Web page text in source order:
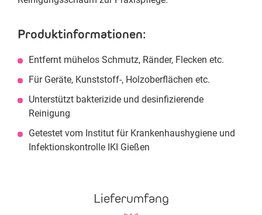
Produktinformationen:
Entfernt mühelos Schmutz, Ränder, Flecken etc.
Für Geräte, Kunststoff-, Holzoberflächen etc.
Unterstützt bakterizide und desinfizierende
Reinigung
Getestet vom Institut für Krankenhaushygiene und
Infektionskontrolle IKI Gießen
Lieferumfang